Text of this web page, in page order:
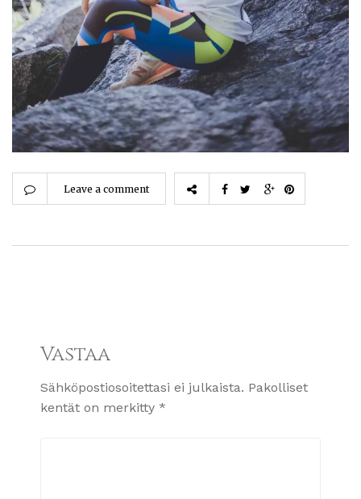
Leave a comment
Vastaa
Sähköpostiosoitettasi ei julkaista. Pakolliset
kentät on merkitty *